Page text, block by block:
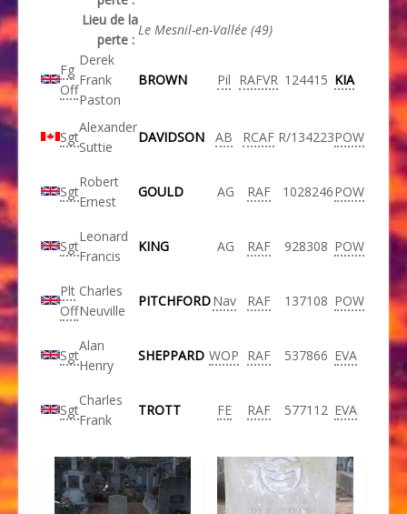
Lieu de la
perte :
Le Mesnil-en-Vallée (49)
Fg
Off
Derek
Frank
Paston
BROWN Pil RAFVR 124415 KIA
Sgt
Alexander
Suttie
DAVIDSON AB RCAF R/134223POW
Sgt
Robert
Ernest
GOULD AG RAF 1028246POW
Sgt
Leonard
Francis
KING AG RAF 928308 POW
Plt
Off
Charles
Neuville
PITCHFORDNav RAF 137108 POW
Sgt
Alan
Henry
SHEPPARD WOP RAF 537866 EVA
Sgt
Charles
Frank
TROTT FE RAF 577112 EVA